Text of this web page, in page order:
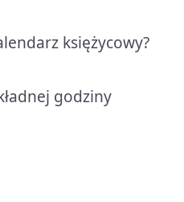
księżycowy?
godziny